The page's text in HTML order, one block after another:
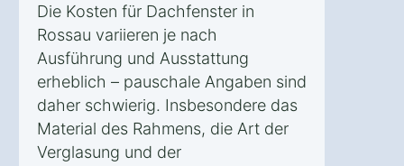
Die Kosten für Dachfenster in
Rossau variieren je nach
Ausführung und Ausstattung
erheblich – pauschale Angaben sind
daher schwierig. Insbesondere das
Material des Rahmens, die Art der
Verglasung und der